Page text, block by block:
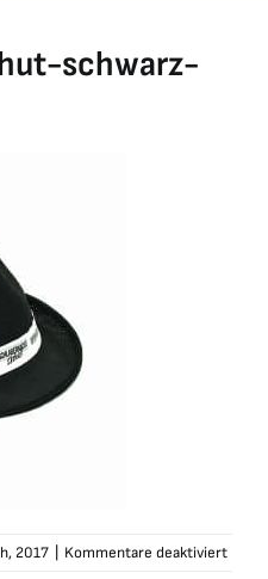
schwarz-
2017 Kommentare deaktiviertfür